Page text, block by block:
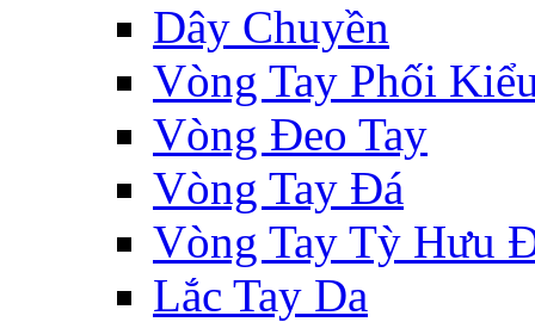
Dây Chuyền
Vòng Tay Phối
Vòng Đeo Tay
Vòng Tay Đá
Vòng Tay Tỳ Hưu
Lắc Tay Da